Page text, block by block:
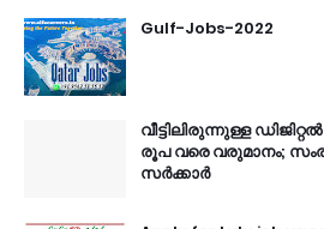
Gulf-Jobs-2022
വീട്ടിലിരുന്നുള്ള
രൂപ വരെ വരുമാനം;
സർക്കാർ